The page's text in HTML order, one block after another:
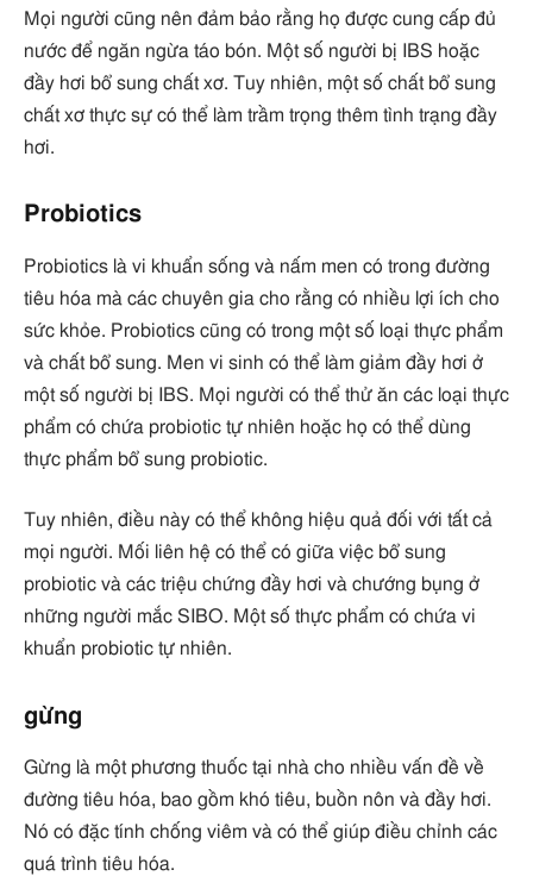
Mọi người cũng nên đảm bảo rằng họ được cung cấp đủ
nước để ngăn ngừa táo bón. Một số người bị IBS hoặc
đầy hơi bổ sung chất xơ. Tuy nhiên, một số chất bổ sung
chất xơ thực sự có thể làm trầm trọng thêm tình trạng đầy
hơi.
Probiotics
Probiotics là vi khuẩn sống và nấm men có trong đường
tiêu hóa mà các chuyên gia cho rằng có nhiều lợi ích cho
sức khỏe. Probiotics cũng có trong một số loại thực phẩm
và chất bổ sung. Men vi sinh có thể làm giảm đầy hơi ở
một số người bị IBS. Mọi người có thể thử ăn các loại thực
phẩm có chứa probiotic tự nhiên hoặc họ có thể dùng
thực phẩm bổ sung probiotic.
Tuy nhiên, điều này có thể không hiệu quả đối với tất cả
mọi người. Mối liên hệ có thể có giữa việc bổ sung
probiotic và các triệu chứng đầy hơi và chướng bụng ở
những người mắc SIBO. Một số thực phẩm có chứa vi
khuẩn probiotic tự nhiên.
gừng
Gừng là một phương thuốc tại nhà cho nhiều vấn đề về
đường tiêu hóa, bao gồm khó tiêu, buồn nôn và đầy hơi.
Nó có đặc tính chống viêm và có thể giúp điều chỉnh các
quá trình tiêu hóa.